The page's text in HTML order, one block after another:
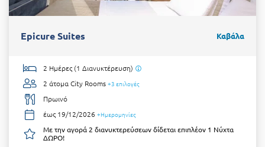
Epicure Suites Καβάλα
2 Ημέρες (1 Διανυκτέρευση)
2 άτομα City Rooms +3 επιλογές
Πρωινό
έως 19/12/2026 +Ημερομηνίες
Με την αγορά 2 διανυκτερεύσεων δίδεται επιπλέον 1 Νύχτα
ΔΩΡΟ!